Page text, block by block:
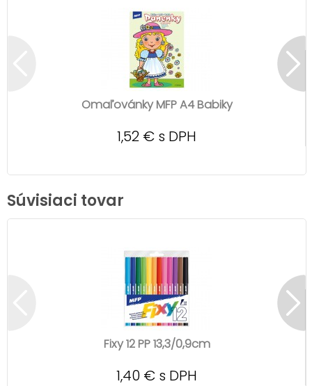
Omaľovánky MFP A4 Babiky
1,52 € s DPH
Súvisiaci tovar
Fixy 12 PP 13,3/0,9cm
1,40 € s DPH